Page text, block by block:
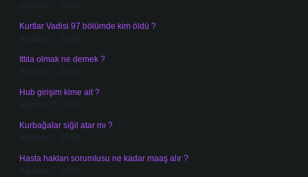
Ağustos 7, 2026
Kurtlar Vadisi 97 bölümde kim öldü ?
Ağustos 7, 2026
Ittıla olmak ne demek ?
Ağustos 7, 2026
Hub girişim kime ait ?
Ağustos 7, 2026
Kurbağalar siğil atar mı ?
Ağustos 7, 2026
Hasta hakları sorumlusu ne kadar maaş alır ?
Ağustos 7, 2026